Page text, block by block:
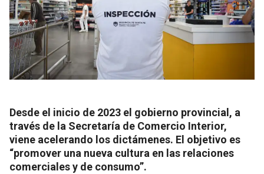
Desde el inicio de 2023 el gobierno provincial, a
través de la Secretaría de Comercio Interior,
viene acelerando los dictámenes. El objetivo es
“promover una nueva cultura en las relaciones
comerciales y de consumo”.